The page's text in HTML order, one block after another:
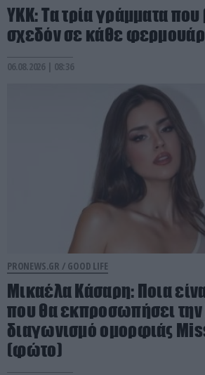
YKK: Τα τρία γράμματα που
σχεδόν σε κάθε
06.08.2026 | 08:36
PRONEWS.GR / GOOD LIFE
Μικαέλα Κάσαρη: Ποια
που θα εκπροσωπήσει την
διαγωνισμό ομορφιάς
(φώτο)